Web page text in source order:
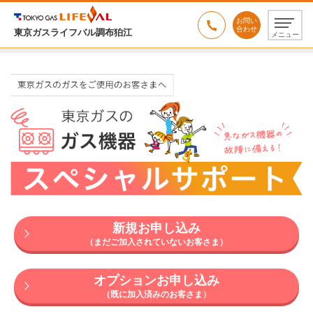
東京ガスライフバル調布狛江
お問い
合わせ
メニュー
ガス機器スペシャルサポート
新規お申し込み
（まだご加入されていないお客さま）
オプションお申し込み
（既に加入済みのお客さま）